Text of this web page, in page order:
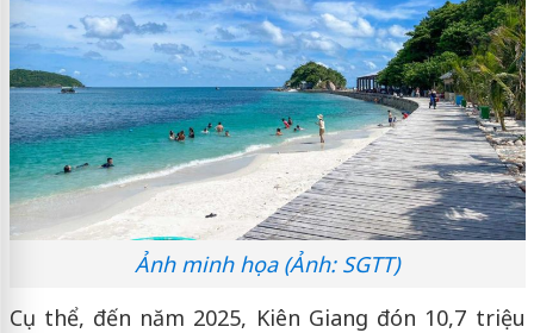
Ảnh minh họa (Ảnh: SGTT)
Cụ thể, đến năm 2025, Kiên Giang đón 10,7 triệu